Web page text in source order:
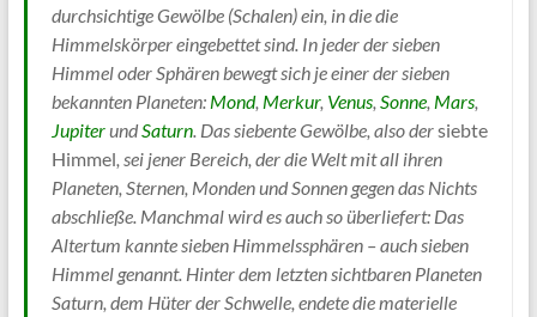
durchsichtige Gewölbe (Schalen) ein, in die die
Himmelskörper eingebettet sind. In jeder der sieben
Himmel oder Sphären bewegt sich je einer der sieben
bekannten Planeten: Mond, Merkur, Venus, Sonne, Mars,
JupiterundSaturn. Das siebente Gewölbe, also dersiebte
Himmel, sei jener Bereich, der die Welt mit all ihren
Planeten, Sternen, Monden und Sonnen gegen das Nichts
abschließe. Manchmal wird es auch so überliefert: Das
Altertum kannte sieben Himmelssphären – auch sieben
Himmel genannt. Hinter dem letzten sichtbaren Planeten
Saturn, dem Hüter der Schwelle, endete die materielle